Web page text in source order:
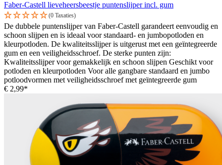
Faber-Castell lieveheersbeestje puntenslijper incl. gum
(0 Taxaties)
De dubbele puntenslijper van Faber-Castell garandeert eenvoudig en
schoon slijpen en is ideaal voor standaard- en jumbopotloden en
kleurpotloden. De kwaliteitsslijper is uitgerust met een geïntegreerde
gum en een veiligheidsschroef. De sterke punten zijn:
Kwaliteitsslijper voor gemakkelijk en schoon slijpen Geschikt voor
potloden en kleurpotloden Voor alle gangbare standaard en jumbo
potloodvormen met veiligheidsschroef met geïntegreerde gum
€ 2,99*